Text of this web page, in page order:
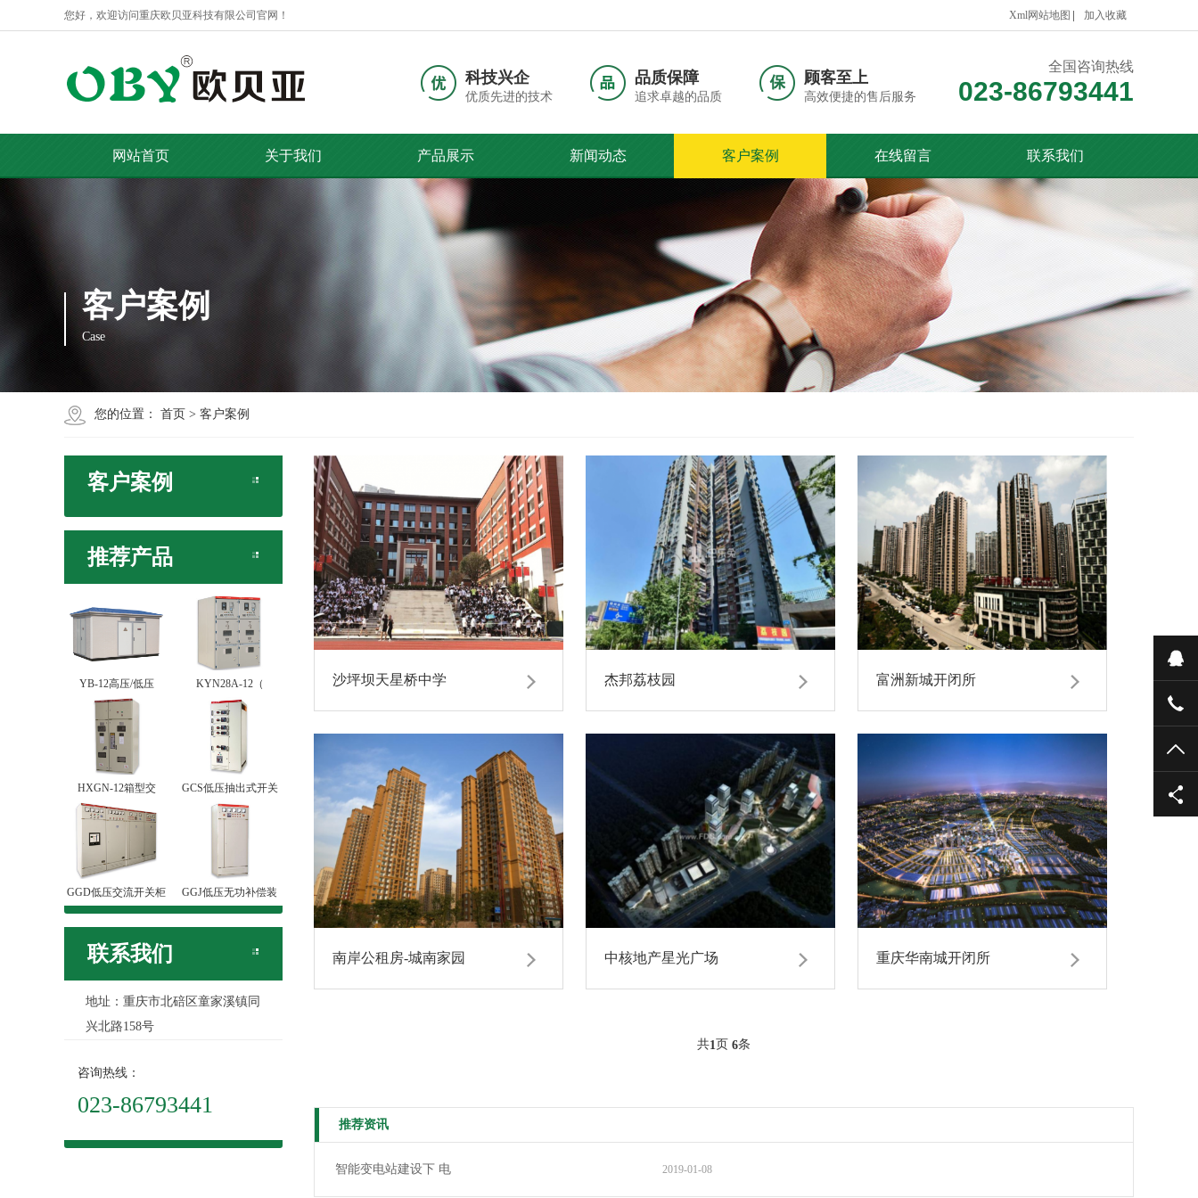
Xml网站地图 加入收藏
您好，欢迎访问重庆欧贝亚科技有限公司官网！
科技兴企
优质先进的技术
品质保障
追求卓越的品质
顾客至上
高效便捷的售后服务
全国咨询热线
023-86793441
网站首页 关于我们 产品展示 新闻动态 客户案例 在线留言 联系我们
客户案例
Case
您的位置： 首页 > 客户案例
客户案例
推荐产品
YB-12高压/低压 KYN28A-12（
HXGN-12箱型交 GCS低压抽出式开关
GGD低压交流开关柜 GGJ低压无功补偿装
联系我们
地址：重庆市北碚区童家溪镇同
兴北路158号
咨询热线：
023-86793441
沙坪坝天星桥中学 杰邦荔枝园 富洲新城开闭所
南岸公租房-城南家园 中核地产星光广场 重庆华南城开闭所
共1 页 6条
推荐资讯
2019-01-08
智能变电站建设下 电
在